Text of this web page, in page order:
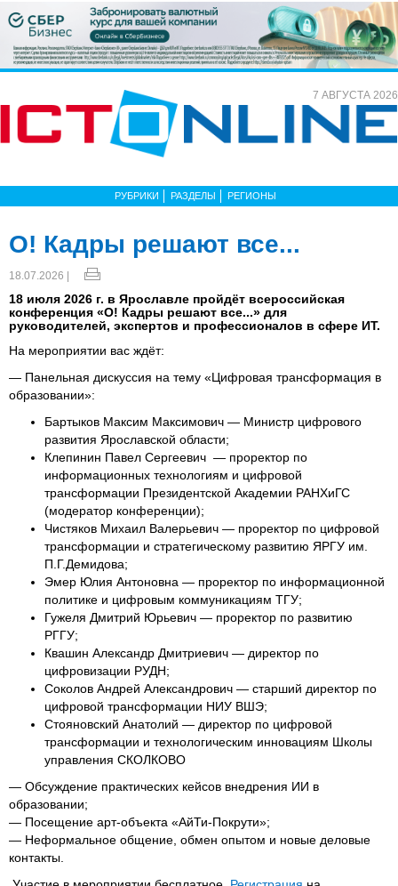
7 АВГУСТА 2026
РУБРИКИ РАЗДЕЛЫ РЕГИОНЫ
О! Кадры решают все...
18.07.2026 |
18 июля 2026 г. в Ярославле пройдёт всероссийская
конференция «О! Кадры решают все...» для
руководителей, экспертов и профессионалов в сфере ИТ.
На мероприятии вас ждёт:
— Панельная дискуссия на тему «Цифровая трансформация в
образовании»:
Бартыков Максим Максимович — Министр цифрового
развития Ярославской области;
Клепинин Павел Сергеевич — проректор по
информационных технологиям и цифровой
трансформации Президентской Академии РАНХиГС
(модератор конференции);
Чистяков Михаил Валерьевич — проректор по цифровой
трансформации и стратегическому развитию ЯРГУ им.
П.Г.Демидова;
Эмер Юлия Антоновна — проректор по информационной
политике и цифровым коммуникациям ТГУ;
Гужеля Дмитрий Юрьевич — проректор по развитию
РГГУ;
Квашин Александр Дмитриевич — директор по
цифровизации РУДН;
Соколов Андрей Александрович — старший директор по
цифровой трансформации НИУ ВШЭ;
Стояновский Анатолий — директор по цифровой
трансформации и технологическим инновациям Школы
управления СКОЛКОВО
— Обсуждение практических кейсов внедрения ИИ в
образовании;
— Посещение арт-объекта «АйТи-Покрути»;
— Неформальное общение, обмен опытом и новые деловые
контакты.